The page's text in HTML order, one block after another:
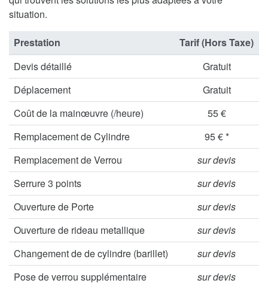
situation.
Prestation
Tarif (Hors Taxe)
Devis détaillé
Gratuit
Déplacement
Gratuit
Coût de la mainœuvre (/heure)
55 €
Remplacement de Cylindre
95 € *
Remplacement de Verrou
sur devis
Serrure 3 points
sur devis
Ouverture de Porte
sur devis
Ouverture de rideau metallique
sur devis
Changement de de cylindre (barillet)
sur devis
Pose de verrou supplémentaire
sur devis